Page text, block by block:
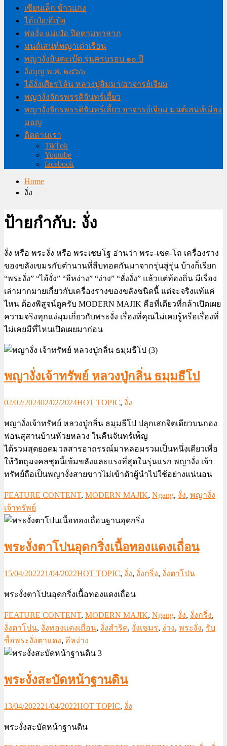
เซียนเล็ก ข้าวแกง
ไอ้เป๋อ/อีเป๋อ
พ่องั่ง แม่เป๋อ ปิดตามหาลาภ
มนต์เสน่ห์พญาเต่าเรือน
พญางั่งยันตะเบ๊ด รุ่นครบรอบ ๑๐ ปี
งั่งบุญ พ.ศ. ๒๕๖๖
ไอ้งั่งเศียรโล้น หลวงปู่สิมมา/อาจารย์เจียม
พญางั่งจักรพรรดิจันทร์เสี้ยว
พญางั่งจักรพรรดิจันทร์เสี้ยว อาจารย์เจียม มนต์เสน่ห์เมือง
มอญ
ติดตามเรา
TikTok
Youtube
facebook
Home
งั่ง
ป้ายกำกับ: งั่ง
งั่ง หรือ พระงั่ง หรือ พระเชษโฐ อ่านว่า พระ-เชด-โถ เครื่องราง
ของขลังเขมรกับตำนานที่สืบทอดกันมาจากรุ่นสู่รุ่น บ้างก็เรียก
“พระงั่ง” “ไอ้งั่ง” “อีหง่าง” “ง่าง” “ลั่งงั่ง” แล้วแต่ท้องถิ่น มีเรื่อง
เล่ามากมายเกี่ยวกับเครื่องรางของขลังชนิดนี้ แต่จะจริงแท้แค่
ไหน ต้องพิสูจน์ดูครับ MODERN MAJIK คือที่เดียวที่กล้าเปิดเผย
ความจริงทุกแง่มุมเกี่ยวกับพระงั่ง เรื่องที่คุณไม่เคยรู้หรือเรื่องที่
ไม่เคยมีที่ไหนเปิดเผยมาก่อน
พญางั่งเจ้าทรัพย์ หลวงปู่กลิ่น ธมฺมธีโป
02/02/202402/02/2024HOT TOPIC, งั่ง
พญางั่งเจ้าทรัพย์ หลวงปู่กลิ่น ธมฺมธีโป ปลุกเสกจิตเดียวบนกอง
ฟอนสุสานบ้านห้วยหลวง ในคืนจันทร์เพ็ญ
ได้รวมสุดยอดมวลสารอาถรรณ์มาหลอมรวมเป็นหนึ่งเดียวเพื่อ
ให้วัตถุมงคลชุดนี้เข้มขลังและแรงที่สุดในรุ่นแรก พญางั่ง เจ้า
ทรัพย์ถือเป็นพญางั่งสายขาวไม่เข้าตัวผู้นำไปใช้อย่างแน่นอน
FEATURE CONTENT, MODERN MAJIK, Ngang, งั่ง, พญางั่ง
เจ้าทรัพย์
พระงั่งตาโปนอุดกริ่งเนื้อทองแดงเถื่อน
15/04/202221/04/2022HOT TOPIC, งั่ง, งั่งกริ่ง, งั่งตาโปน
พระงั่งตาโปนอุดกริ่งเนื้อทองแดงเถื่อน
FEATURE CONTENT, MODERN MAJIK, Ngang, งั่ง, งั่งกริ่ง,
งั่งตาโปน, งั่งทองแดงเถื่อน, งั่งสำริด, งั่งเขมร, ง่าง, พระงั่ง, รับ
ซื้อพระงั่งตาแดง, อีหง่าง
พระงั่งสะบัดหน้าฐานดิน
13/04/202221/04/2022HOT TOPIC, งั่ง
พระงั่งสะบัดหน้าฐานดิน